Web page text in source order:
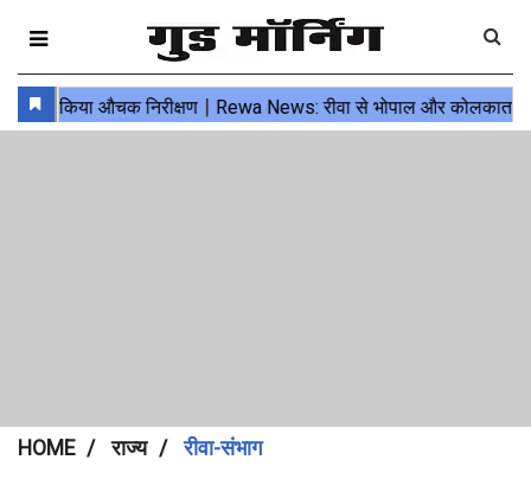
HOME राज्य रीवा-संभाग